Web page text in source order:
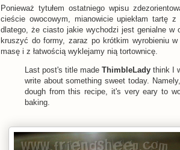
Ponieważ tytułem ostatniego wpisu
cieście owocowym, mianowicie upiekłam tartę
dlatego, że ciasto jakie wychodzi jest genialne w
kruszyć do formy, zaraz po krótkim wyrobieniu
masę i z łatwością wyklejamy nią tortownicę.
Last post's title made ThimbleLady think I
write about something sweet today.
dough from this recipe, it's very eary to
baking.